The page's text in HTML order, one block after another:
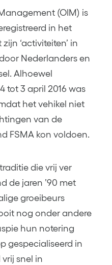
(OIM) is
in het
zijn ‘activiteiten’ in
Nederlanders en
Alhoewel
tot 3 april 2016 was
het vehikel niet
van de
FSMA kon voldoen.
die vrij ver
de jaren ’90 met
groeibeurs
nog onder andere
hun notering
gespecialiseerd in
snel in